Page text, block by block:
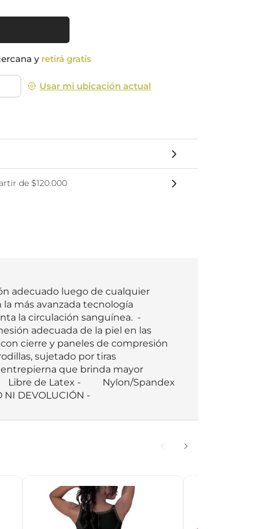
y retirá gratis
Usar mi ubicación actual
de $120.000
adecuado luego de cualquier
más avanzada tecnología
la circulación sanguínea.  -
adecuada de la piel en las
cierre y paneles de compresión
sujetado por tiras
que brinda mayor
SIN CAMBIO NI DEVOLUCIÓN -